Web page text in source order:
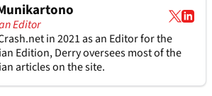
Editor
in 2021 as an Editor for the
Edition, Derry oversees most of the
articles on the site.